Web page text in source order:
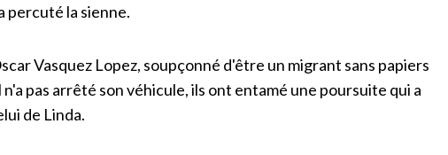
percuté la sienne.
Vasquez Lopez, soupçonné d'être un migrant sans papiers
pas arrêté son véhicule, ils ont entamé une poursuite qui a
de Linda.